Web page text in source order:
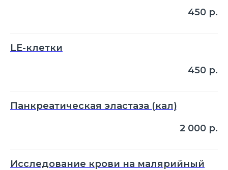
450 р.
LE-клетки
450 р.
Панкреатическая эластаза (кал)
2 000 р.
Исследование крови на малярийный